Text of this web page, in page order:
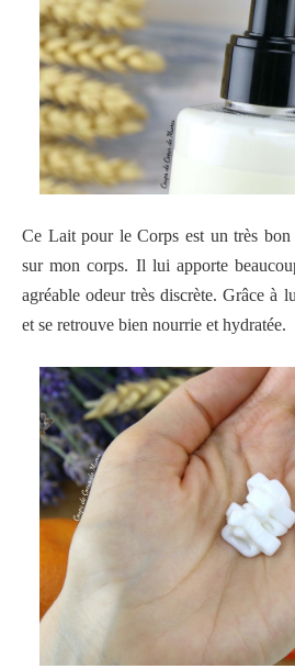
Ce Lait pour le Corps est un très bon
sur mon corps. Il lui apporte
agréable odeur très discrète. Grâce à
et se retrouve bien nourrie et hydratée.